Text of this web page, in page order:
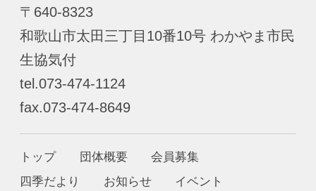
〒640-8323
和歌山市太田三丁目10番10号 わかやま市民
生協気付
tel.073-474-1124
fax.073-474-8649
トップ 団体概要
会員募集
四季だより
お知らせ イベント